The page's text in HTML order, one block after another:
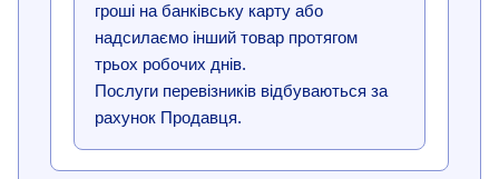
гроші на банківську карту або
надсилаємо інший товар протягом
трьох робочих днів.
Послуги перевізників відбуваються за
рахунок Продавця.